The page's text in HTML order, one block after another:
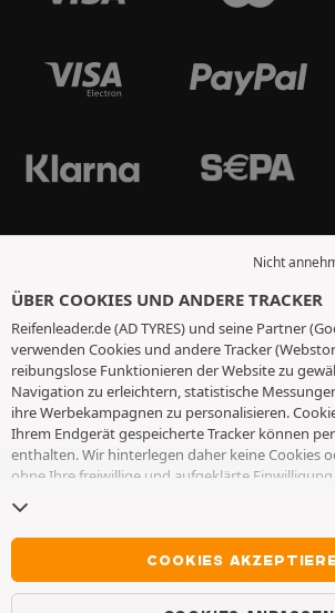
Nicht
ÜBER COOKIES UND ANDERE TRACKER
Reifenleader.de (AD TYRES) und seine Partner
verwenden Cookies und andere Tracker
reibungslose Funktionieren der Website zu
Navigation zu erleichtern, statistische
ihre Werbekampagnen zu personalisieren.
Ihrem Endgerät gespeicherte Tracker können
enthalten. Wir hinterlegen daher keine Cookies
ohne Ihre freiwillige und aufgeklärte
Auswahl für einen Zeitraum von 6 Monaten. Sie
Einwilligung jederzeit widerrufen, indem Sie die
besuchen. Sie haben die
fortzusetzen, ohne die Hinterlegung von
Trackern zu akzeptieren. Die Ablehnung hat
COOKIES